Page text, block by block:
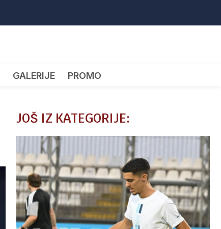
GALERIJE PROMO
JOŠ IZ KATEGORIJE: